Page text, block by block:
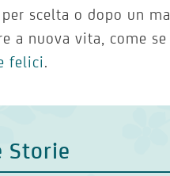
, per scelta o dopo un
a nuova vita, come se
felici.
Storie